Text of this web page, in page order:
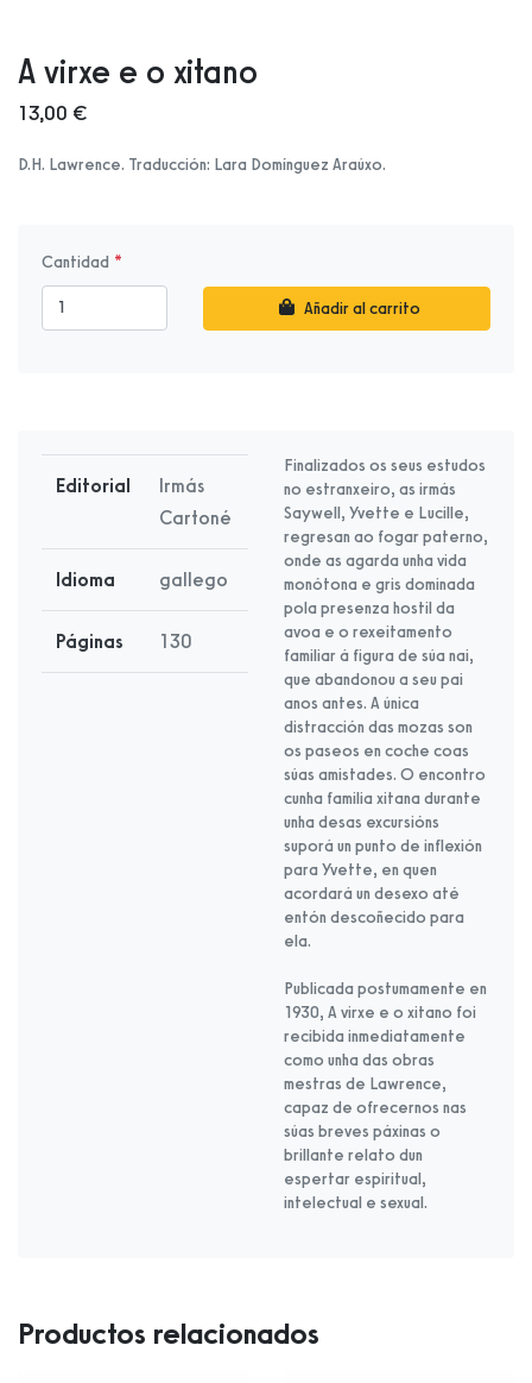
A virxe e o xitano
13,00 €
D.H. Lawrence. Traducción: Lara Domínguez Araúxo.
Cantidad
Añadir al carrito
Editorial
Irmás
Cartoné
Idioma gallego
Páginas 130
Finalizados os seus estudos
no estranxeiro, as irmás
Saywell, Yvette e Lucille,
regresan ao fogar paterno,
onde as agarda unha vida
monótona e gris dominada
pola presenza hostil da
avoa e o rexeitamento
familiar á figura de súa nai,
que abandonou a seu pai
anos antes. A única
distracción das mozas son
os paseos en coche coas
súas amistades. O encontro
cunha familia xitana durante
unha desas excursións
suporá un punto de inflexión
para Yvette, en quen
acordará un desexo até
entón descoñecido para
ela.
Publicada postumamente en
1930, A virxe e o xitano foi
recibida inmediatamente
como unha das obras
mestras de Lawrence,
capaz de ofrecernos nas
súas breves páxinas o
brillante relato dun
espertar espiritual,
intelectual e sexual.
Productos relacionados